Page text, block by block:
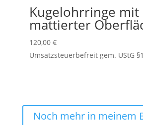
Kugelohrringe mit
mattierter
120,00 €
Umsatzsteuerbefreit gem. UStG
Noch mehr in meinem